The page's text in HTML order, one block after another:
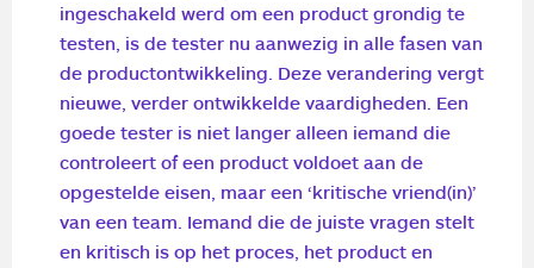
ingeschakeld werd om een product grondig te
testen, is de tester nu aanwezig in alle fasen van
de productontwikkeling. Deze verandering vergt
nieuwe, verder ontwikkelde vaardigheden. Een
goede tester is niet langer alleen iemand die
controleert of een product voldoet aan de
opgestelde eisen, maar een ‘kritische vriend(in)’
van een team. Iemand die de juiste vragen stelt
en kritisch is op het proces, het product en